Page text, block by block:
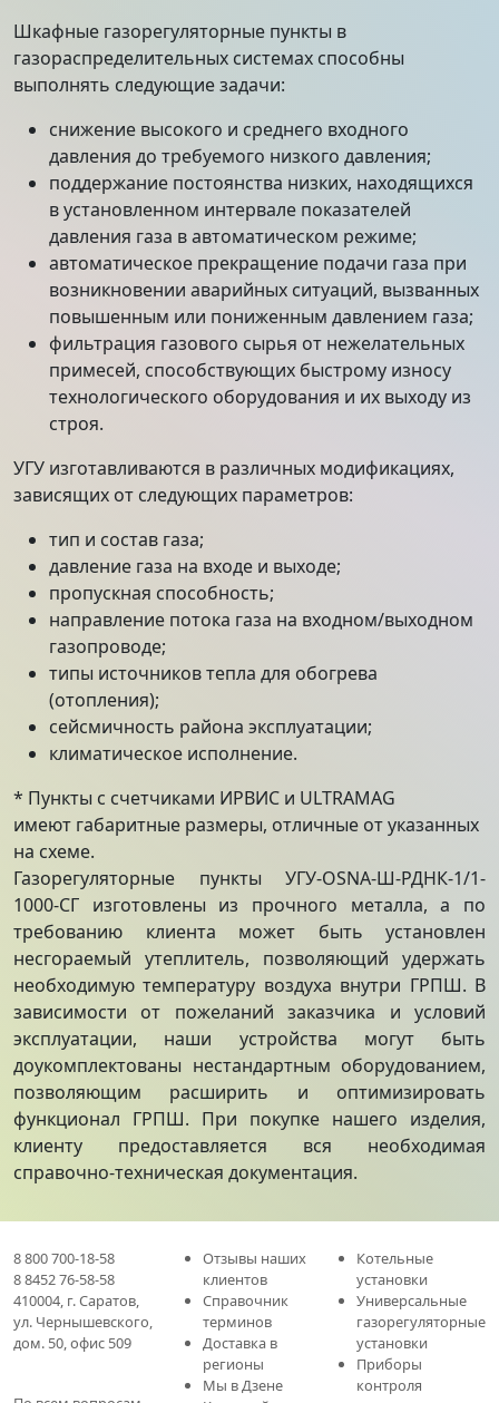
Шкафные газорегуляторные пункты в
газораспределительных системах способны
выполнять следующие задачи:
снижение высокого и среднего входного
давления до требуемого низкого давления;
поддержание постоянства низких, находящихся
в установленном интервале показателей
давления газа в автоматическом режиме;
автоматическое прекращение подачи газа при
возникновении аварийных ситуаций, вызванных
повышенным или пониженным давлением газа;
фильтрация газового сырья от нежелательных
примесей, способствующих быстрому износу
технологического оборудования и их выходу из
строя.
УГУ изготавливаются в различных модификациях,
зависящих от следующих параметров:
тип и состав газа;
давление газа на входе и выходе;
пропускная способность;
направление потока газа на входном/выходном
газопроводе;
типы источников тепла для обогрева
(отопления);
сейсмичность района эксплуатации;
климатическое исполнение.
* Пункты с счетчиками ИРВИС и ULTRAMAG
имеют габаритные размеры, отличные от указанных
на схеме.
Газорегуляторные пункты УГУ-OSNA-Ш-РДНК-1/1-
1000-СГ изготовлены из прочного металла, а по
требованию клиента может быть установлен
несгораемый утеплитель, позволяющий удержать
необходимую температуру воздуха внутри ГРПШ. В
зависимости от пожеланий заказчика и условий
эксплуатации, наши устройства могут быть
доукомплектованы нестандартным оборудованием,
позволяющим расширить и оптимизировать
функционал ГРПШ. При покупке нашего изделия,
клиенту предоставляется вся необходимая
справочно-техническая документация.
8 800 700-18-58
8 8452 76-58-58
410004, г. Саратов,
ул. Чернышевского,
дом. 50, офис 509
Отзывы наших
клиентов
Справочник
терминов
Доставка в
регионы
Мы в Дзене
Котельные
установки
Универсальные
газорегуляторные
установки
Приборы
контроля